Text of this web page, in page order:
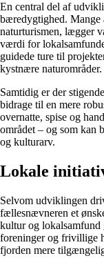
En central del af
bæredygtighed. Mange
naturturismen, lægger
værdi for
guidede ture til
kystnære naturområder.
Samtidig er der
bidrage til en mere
overnatte, spise og
området – og som kan
og kulturarv.
Lokale
Selvom udviklingen
fællesnævneren et
kultur og lokalsamfund
foreninger og frivillige
fjorden mere